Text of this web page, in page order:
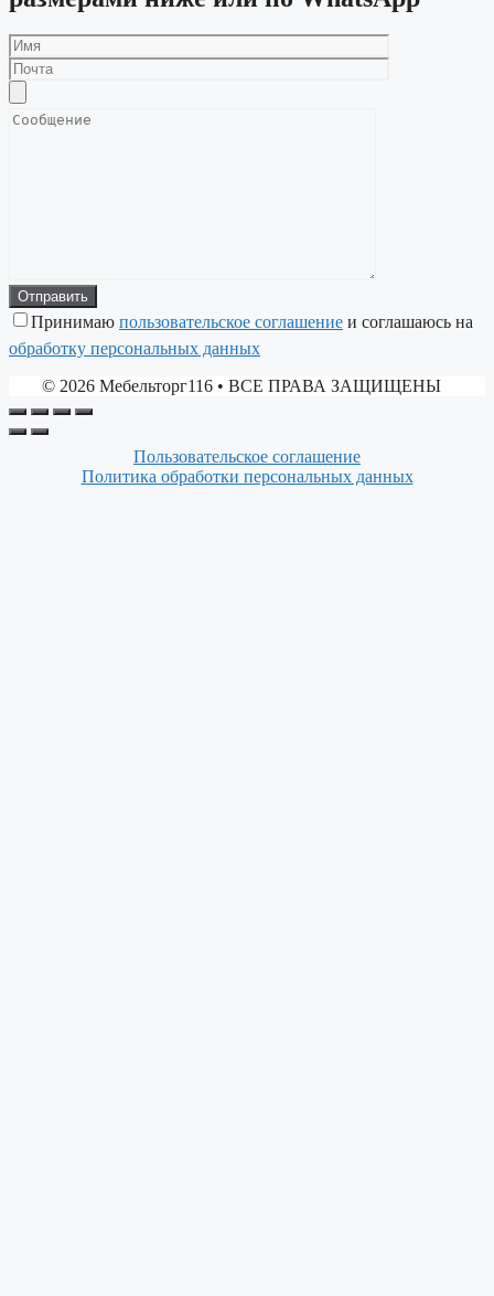
Принимаю пользовательское соглашение и соглашаюсь на
обработку персональных данных
© 2026 Мебельторг116 • ВСЕ ПРАВА ЗАЩИЩЕНЫ
Пользовательское соглашение
Политика обработки персональных данных